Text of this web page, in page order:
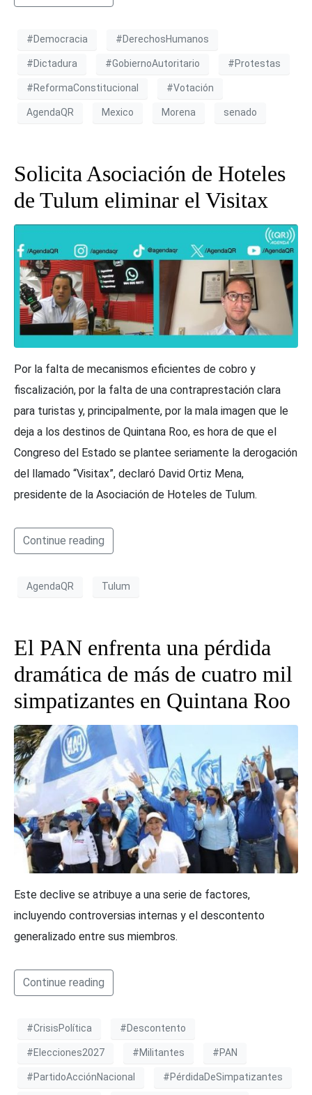
#Democracia #DerechosHumanos
#Dictadura #GobiernoAutoritario #Protestas
#ReformaConstitucional #Votación
AgendaQR Mexico Morena senado
Solicita Asociación de Hoteles
de Tulum eliminar el Visitax
Por la falta de mecanismos eficientes de cobro y
fiscalización, por la falta de una contraprestación clara
para turistas y, principalmente, por la mala imagen que le
deja a los destinos de Quintana Roo, es hora de que el
Congreso del Estado se plantee seriamente la derogación
del llamado “Visitax”, declaró David Ortiz Mena,
presidente de la Asociación de Hoteles de Tulum.
Continue reading
AgendaQR Tulum
El PAN enfrenta una pérdida
dramática de más de cuatro mil
simpatizantes en Quintana Roo
Este declive se atribuye a una serie de factores,
incluyendo controversias internas y el descontento
generalizado entre sus miembros.
Continue reading
#CrisisPolítica #Descontento
#Elecciones2027 #Militantes #PAN
#PartidoAcciónNacional #PérdidaDeSimpatizantes